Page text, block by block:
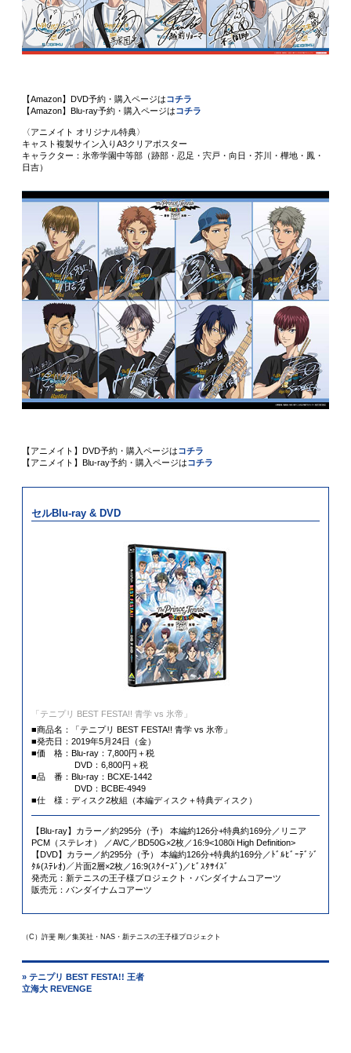
【Amazon】DVD予約・購入ページはコチラ
【Amazon】Blu-ray予約・購入ページはコチラ
〈アニメイト オリジナル特典〉
キャスト複製サイン入りA3クリアポスター
キャラクター：氷帝学園中等部（跡部・忍足・宍戸・向日・芥川・樺地・鳳・
日吉）
【アニメイト】DVD予約・購入ページはコチラ
【アニメイト】Blu-ray予約・購入ページはコチラ
セルBlu-ray & DVD
「テニプリ BEST FESTA!! 青学 vs 氷帝」
■商品名：「テニプリ BEST FESTA!! 青学 vs 氷帝」
■発売日：2019年5月24日（金）
■価 格：Blu-ray：7,800円＋税
DVD：6,800円＋税
■品 番：Blu-ray：BCXE-1442
DVD：BCBE-4949
■仕 様：ディスク2枚組（本編ディスク＋特典ディスク）
【Blu-ray】カラー／約295分（予） 本編約126分+特典約169分／リニア
PCM（ステレオ） ／AVC／BD50G×2枚／16:9<1080i High Definition>
【DVD】カラー／約295分（予） 本編約126分+特典約169分／ﾄﾞﾙﾋﾞｰﾃﾞｼﾞ
ﾀﾙ(ｽﾃﾚｵ)／片面2層×2枚／16:9(ｽｸｲｰｽﾞ)／ﾋﾞｽﾀｻｲｽﾞ
発売元：新テニスの王子様プロジェクト・バンダイナムコアーツ
販売元：バンダイナムコアーツ
（C）許斐 剛／集英社・NAS・新テニスの王子様プロジェクト
» テニプリ BEST FESTA!! 王者
立海大 REVENGE